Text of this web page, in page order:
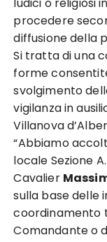
procedere
diffusione della
Si tratta di una
forme
svolgimento
vigilanza in
Villanova
“Abbiamo
locale Sezione
Cavalier
sulla base delle
coordinamento
Comandante o